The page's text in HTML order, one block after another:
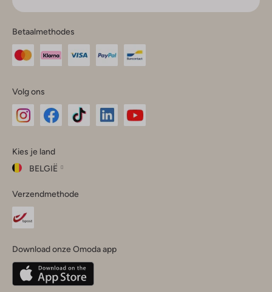
Betaalmethodes
Volg ons
InstagramFacebook
Kies je land
BELGIË
je
land
Belgique(Français)
Deutschland
Verzendmethode
Download onze Omoda app